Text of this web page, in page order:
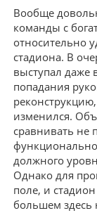
Вообще
команды с
относительно
стадиона. В
выступал даже
попадания
изменился.
сравнивать не
должного
Однако для
поле, и
большем здесь